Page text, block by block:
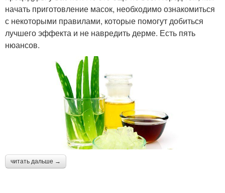
начать приготовление масок, необходимо ознакомиться
с некоторыми правилами, которые помогут добиться
лучшего эффекта и не навредить дерме. Есть пять
нюансов.
читать дальше →